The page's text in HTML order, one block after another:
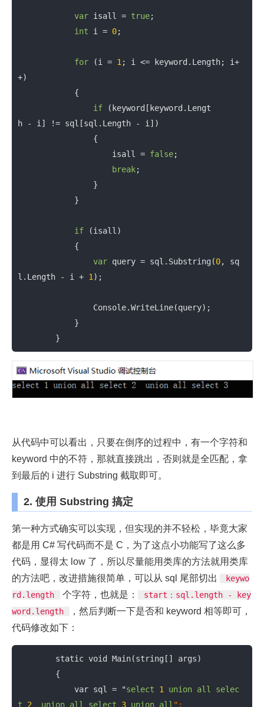
var isall = true;
int i = 0;
for (i = 1 ; i <= keyword.Length; i+
+)
{
if (keyword[keyword.Lengt
h - i] != sql[sql.Length - i])
{
isall = false;
break;
}
}
if (isall)
{
var query = sql.Substring(0, sq
l.Length - i + 1 );
Console.WriteLine(query);
}
}
从代码中可以看出，只要在倒序的过程中，有一个字符和
keyword 中的不符，那就直接跳出，否则就是全匹配，拿
到最后的 i 进行 Substring 截取即可。
2. 使用 Substring 搞定
第一种方式确实可以实现，但实现的并不轻松，毕竟大家
都是用 C# 写代码而不是 C，为了这点小功能写了这么多
代码，显得太 low 了，所以尽量能用类库的方法就用类库
的方法吧，改进措施很简单，可以从 sql 尾部切出
keywo
rd.length
个字符，也就是：
start：sql.length - key
word.length
，然后判断一下是否和 keyword 相等即可，
代码修改如下：
static void Main(string[] args)
{
var sql = "select 1 union all
selec
t
2 union all select 3 union all ";